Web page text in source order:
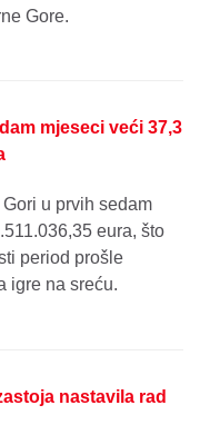
Gore.
mjeseci veći 37,3
u prvih sedam
eura, što
period prošle
igre na sreću.
nastavila rad